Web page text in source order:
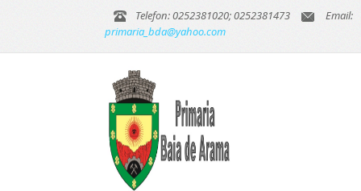
Telefon: 0252381020; 0252381473
Email:
primaria_bda@yahoo.com